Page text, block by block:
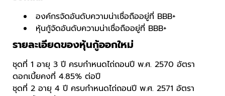
องค์กรจัดอันดับความน่าเชื่อถืออยู่ที่ BBB+
หุ้นกู้จัดอันดับความน่าเชื่อถืออยู่ที่ BBB+
รายละเอียดของหุ้นกู้ออกใหม่
ชุดที่ 1 อายุ 3 ปี ครบกำหนดไถ่ถอนปี พ.ศ. 2570 อัตรา
ดอกเบี้ยคงที่ 4.85% ต่อปี
ชุดที่ 2 อายุ 4 ปี ครบกำหนดไถ่ถอนปี พ.ศ. 2571 อัตรา